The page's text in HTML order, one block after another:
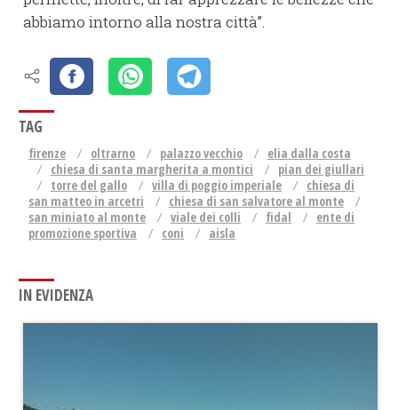
abbiamo intorno alla nostra città”.
TAG
firenze oltrarno palazzo vecchio
elia dalla costa
chiesa di santa margherita a montici
pian dei giullari
torre del gallo
villa di poggio imperiale
chiesa di
san matteo in arcetri
chiesa di san salvatore al monte
san miniato al monte
viale dei colli fidal
ente di
promozione sportiva
coni aisla
IN EVIDENZA